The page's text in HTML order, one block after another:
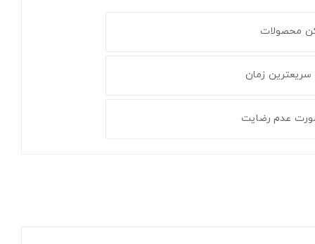
محصولات
سریعترین زمان
عدم رضایت